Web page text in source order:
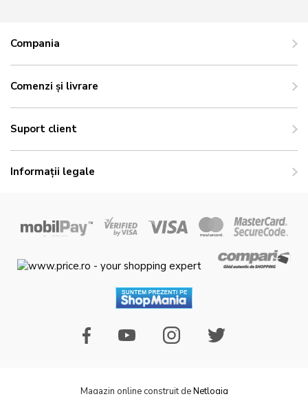
Compania
Comenzi și livrare
Suport client
Informații legale
Magazin online construit deNetlogiq